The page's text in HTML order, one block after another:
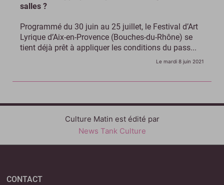
salles ?
Programmé du 30 juin au 25 juillet, le Festival d’Art
Lyrique d’Aix-en-Provence (Bouches-du-Rhône) se
tient déjà prêt à appliquer les conditions du pass...
Le mardi 8 juin 2021
Culture Matin est édité par
News Tank Culture
CONTACT